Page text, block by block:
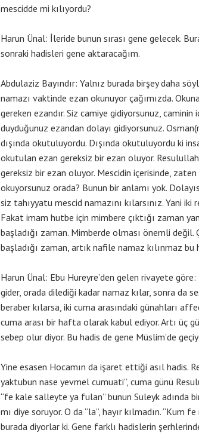
mescidde mi kılıyordu?
Harun Ünal: İleride bunun sırası gene gelecek.
sonraki hadisleri gene aktaracağım.
Abdulaziz Bayındır: Yalnız burada birşey daha
namazı vaktinde ezan okunuyor çağımızda.
gereken ezandır. Siz camiye gidiyorsunuz,
duyduğunuz ezandan dolayı gidiyorsunuz.
dışında okutuluyordu. Dışında okutuluyordu ki
okutulan ezan gereksiz bir ezan oluyor.
gereksiz bir ezan oluyor. Mescidin içerisinde,
okuyorsunuz orada? Bunun bir anlamı yok.
siz tahıyyatu mescid namazını kılarsınız. Yani
Fakat imam hutbe için mimbere çıktığı zaman
başladığı zaman. Mimberde olması önemli
başladığı zaman, artık nafile namaz kılınmaz bu
Harun Ünal: Ebu Hureyre’den gelen rivayete
gider, orada dilediği kadar namaz kılar, sonra da
beraber kılarsa, iki cuma arasındaki günahları
cuma arası bir hafta olarak kabul ediyor. Artı üç
sebep olur diyor. Bu hadis de gene Müslim’de
Yine esasen Hocamın da işaret ettiği asıl hadis.
yaktubun nase yevmel cumuati”, cuma günü
“fe kale salleyte ya fulan” bunun Suleyk adında
mı diye soruyor. O da “la”, hayır kılmadın. “Kum
burada diyorlar ki. Gene farklı hadislerin